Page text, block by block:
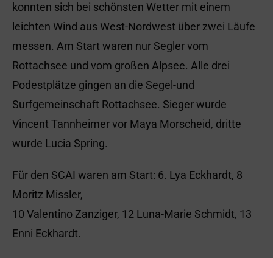
konnten sich bei schönsten Wetter mit einem
leichten Wind aus West-Nordwest über zwei Läufe
messen. Am Start waren nur Segler vom
Rottachsee und vom großen Alpsee. Alle drei
Podestplätze gingen an die Segel-und
Surfgemeinschaft Rottachsee. Sieger wurde
Vincent Tannheimer vor Maya Morscheid, dritte
wurde Lucia Spring.
Für den SCAI waren am Start: 6. Lya Eckhardt, 8
Moritz Missler,
10 Valentino Zanziger, 12 Luna-Marie Schmidt, 13
Enni Eckhardt.